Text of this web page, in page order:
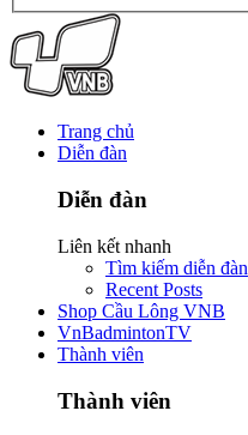
Trang chủ
Diễn đàn
Diễn đàn
Liên kết nhanh
Tìm kiếm diễn đàn
Recent Posts
Shop Cầu Lông VNB
VnBadmintonTV
Thành viên
Thành viên